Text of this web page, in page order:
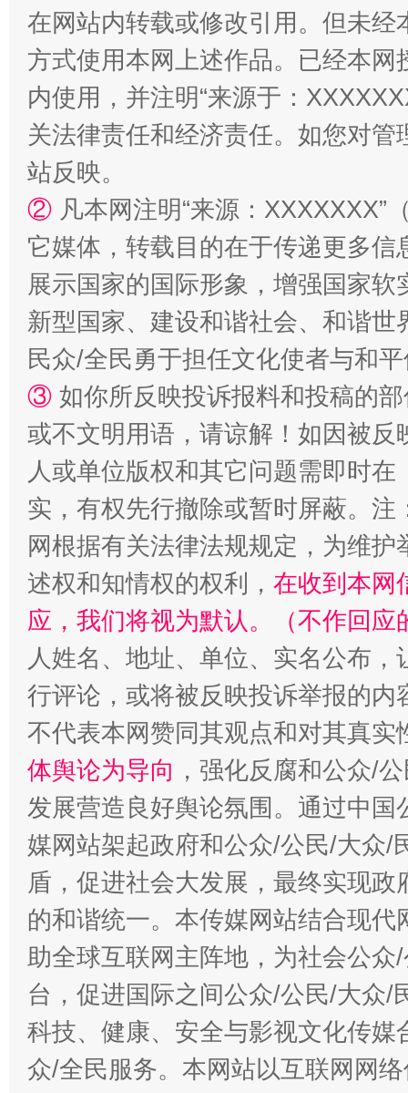
阿坝州三大球赛在茂县开幕 规模
国家大学科技园优化重塑工作
扯下公款旅游的“隐身衣” 如何以
在网站内转载或修改引用。但未
方式使用本网上述作品。已经本
内使用，并注明“来源于：
关法律责任和经济责任。如您对
站反映。
② 凡本网注明“来源：
它媒体，转载目的在于传递更多
展示国家的国际形象，增强国家
新型国家、建设和谐社会、和谐
民众/全民勇于担任文化使者与和
③ 如你所反映投诉报料和投稿的
或不文明用语，请谅解！如因被
人或单位版权和其它问题需即时在
实，有权先行撤除或暂时屏蔽。
网根据有关法律法规规定，为维
述权和知情权的权利， 在收到本网
应，我们将视为默认。（不作回应
人姓名、地址、单位、实名公布
行评论，或将被反映投诉举报的
不代表本网赞同其观点和对其真实
体舆论为导向 ，强化反腐和公众/
发展营造良好舆论氛围。通过中
媒网站架起政府和公众/公民/大众/
盾，促进社会大发展，最终实现
的和谐统一。本传媒网站结合现
助全球互联网主阵地，为社会公
台，促进国际之间公众/公民/大众/
科技、健康、安全与影视文化传
众/全民服务。本网站以互联网网